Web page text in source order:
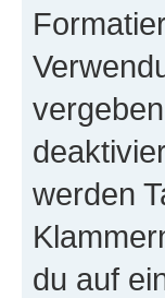
werden
du auf